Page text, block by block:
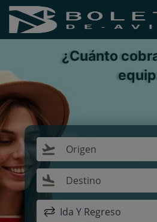
¿Cuánto
Origen
Destino
Ida Y Regreso